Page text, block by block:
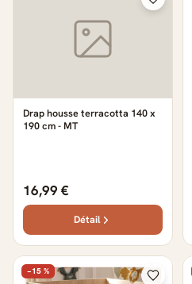
Drap housse terracotta 140 x
190 cm - MT
16,99 €
Détail
−15 %